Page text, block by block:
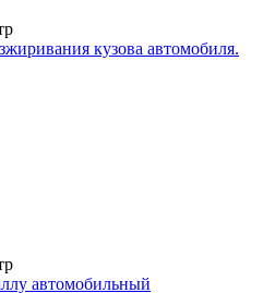
кузова автомобиля.
автомобильный